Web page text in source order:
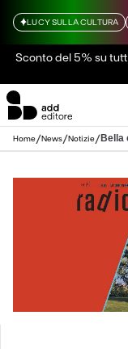
LUCY SULLA CULTURA
Sconto del 5% su
Home/News/Notizie/Bella